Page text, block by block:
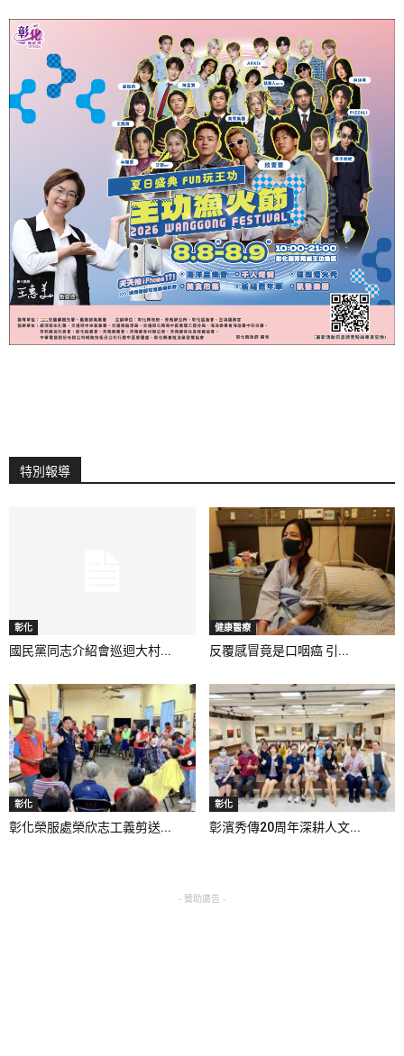
特別報導
彰化
國民黨同志介紹會巡迴大村...
健康醫療
反覆感冒竟是口咽癌 引...
彰化
彰化榮服處榮欣志工義剪送...
彰化
彰濱秀傳20周年深耕人文...
- 贊助廣告 -